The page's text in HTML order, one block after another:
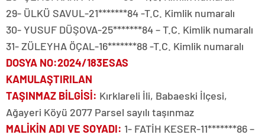
29- ÜLKÜ SAVUL-21*******84 -T.C. Kimlik numaralı
30- YUSUF DÜŞOVA-25*******84 – T.C. Kimlik numaralı
31- ZÜLEYHA ÖÇAL-16*******88 -T.C. Kimlik numaralı
DOSYA NO:2024/183ESAS
KAMULAŞTIRILAN
TAŞINMAZ BİLGİSİ: Kırklareli İli, Babaeski İlçesi,
Ağayeri Köyü 2077 Parsel sayılı taşınmaz
MALİKİN ADI VE SOYADI: 1- FATİH KESER-11*******86 –